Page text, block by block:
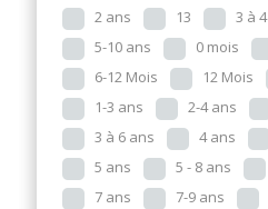
2 ans 13 3 à 4
5-10 ans
0 mois
6-12 Mois
12 Mois
1-3 ans
2-4 ans
3 à 6 ans
4 ans
5 ans
5 - 8 ans
7 ans
7-9 ans